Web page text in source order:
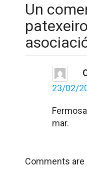
Un
23/02/
mar.
Comments are